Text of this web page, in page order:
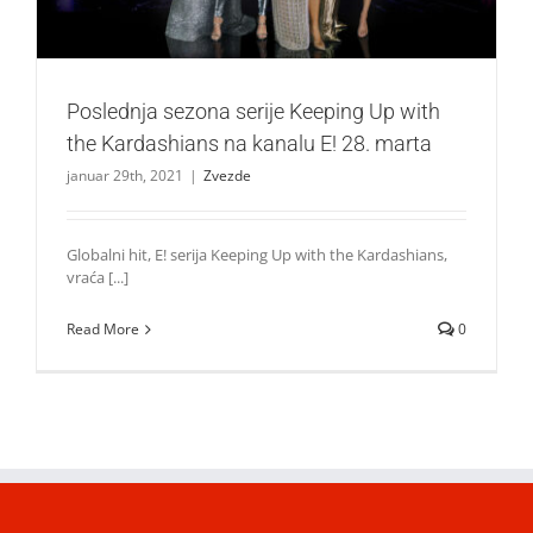
Poslednja sezona serije Keeping Up with
the Kardashians na kanalu E! 28. marta
januar 29th, 2021 | Zvezde
Globalni hit, E! serija Keeping Up with the Kardashians,
vraća [...]
Read More 0